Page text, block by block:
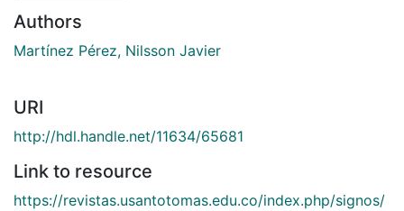
Authors
Martínez Pérez, Nilsson Javier
URI
http://hdl.handle.net/11634/65681
Link to resource
https://revistas.usantotomas.edu.co/index.php/signos/